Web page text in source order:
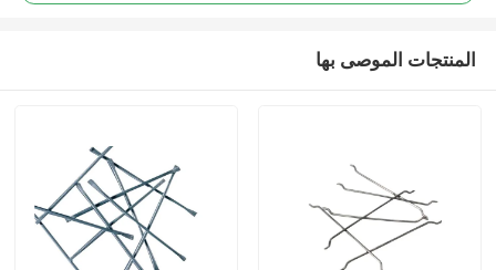
المنتجات الموصى بها